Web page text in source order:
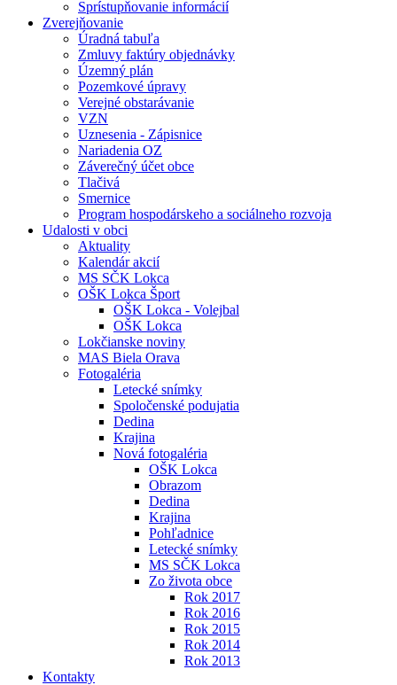
Sprístupňovanie informácií
Zverejňovanie
Úradná tabuľa
Zmluvy faktúry objednávky
Územný plán
Pozemkové úpravy
Verejné obstarávanie
VZN
Uznesenia - Zápisnice
Nariadenia OZ
Záverečný účet obce
Tlačivá
Smernice
Program hospodárskeho a sociálneho rozvoja
Udalosti v obci
Aktuality
Kalendár akcií
MS SČK Lokca
OŠK Lokca Šport
OŠK Lokca - Volejbal
OŠK Lokca
Lokčianske noviny
MAS Biela Orava
Fotogaléria
Letecké snímky
Spoločenské podujatia
Dedina
Krajina
Nová fotogaléria
OŠK Lokca
Obrazom
Dedina
Krajina
Pohľadnice
Letecké snímky
MS SČK Lokca
Zo života obce
Rok 2017
Rok 2016
Rok 2015
Rok 2014
Rok 2013
Kontakty